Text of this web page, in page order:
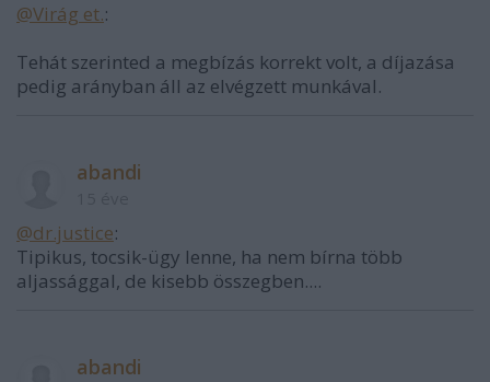
@Virág et.:
Tehát szerinted a megbízás korrekt volt, a díjazása
pedig arányban áll az elvégzett munkával.
abandi
@dr.justice:
Tipikus, tocsik-ügy lenne, ha nem bírna több
aljassággal, de kisebb összegben....
abandi